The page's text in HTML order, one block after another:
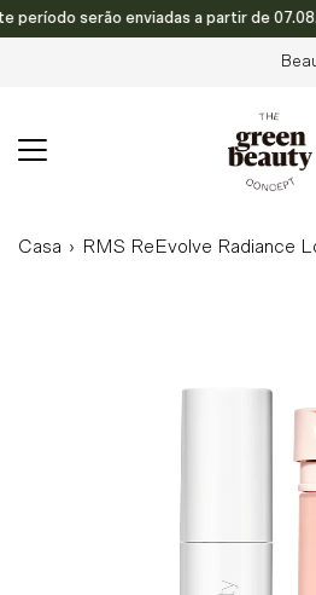
Translation missing: pt-
serão enviadas a partir de
Casa › RMS ReEvolve Radiance